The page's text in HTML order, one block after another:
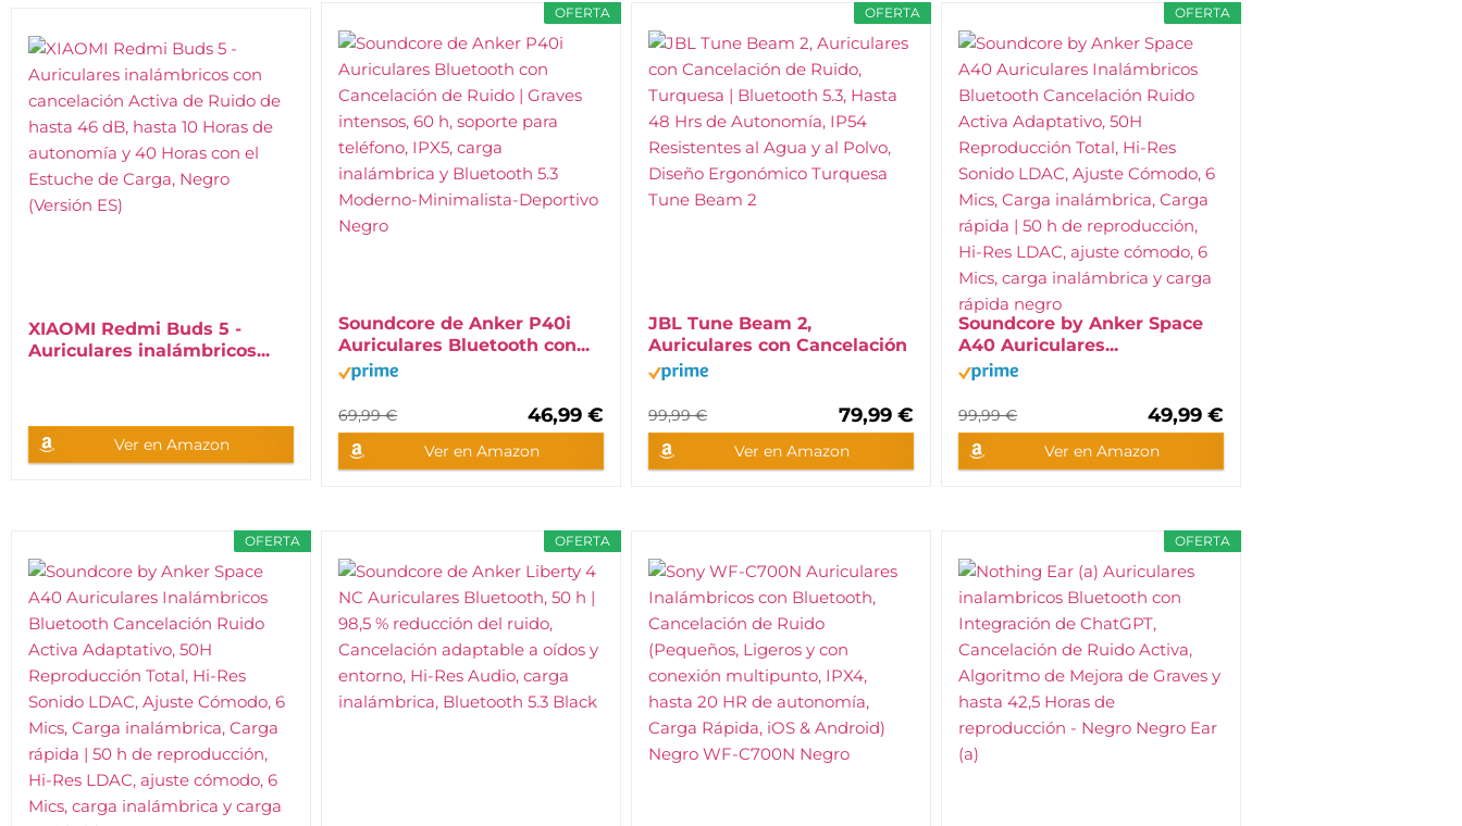
XIAOMI Redmi Buds 5 -
Auriculares inalámbricos...
Ver en Amazon
OFERTA
Soundcore de Anker P40i
Auriculares Bluetooth con...
69,99 € 46,99 €
Ver en Amazon
OFERTA
JBL Tune Beam 2,
Auriculares con Cancelación
de...
99,99 € 79,99 €
Ver en Amazon
OFERTA
Soundcore by Anker Space
A40 Auriculares...
99,99 € 49,99 €
Ver en Amazon
OFERTA OFERTA OFERTA